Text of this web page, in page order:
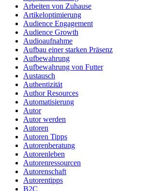
Arbeiten von Zuhause
Artikeloptimierung
Audience Engagement
Audience Growth
Audioaufnahme
Aufbau einer starken Präsenz
Aufbewahrung
Aufbewahrung von Futter
Austausch
Authentizität
Author Resources
Automatisierung
Autor
Autor werden
Autoren
Autoren Tipps
Autorenberatung
Autorenleben
Autorenressourcen
Autorenschaft
Autorentipps
B2C